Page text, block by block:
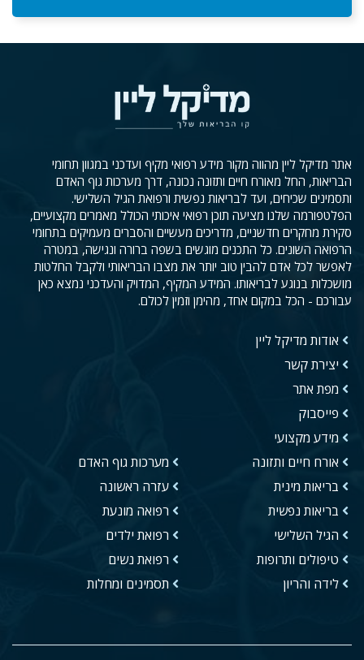
אתר מדיקל ליין מהווה מקור מידע רפואי מקיף ועדכני במגוון תחומי
הבריאות, החל מאורח חיים ותזונה נכונה, דרך מערכות גוף האדם
ותסמינים שכיחים, ועד לבריאות נפשית ורפואת הגיל השלישי.
הפלטפורמה שלנו מציעה תוכן רפואי איכותי הכולל מאמרים מקצועיים,
סקירת מחקרים חדשניים, מדריכים מעשיים והסברים מעמיקים בתחומי
הרפואה השונים. כל התכנים מוגשים בשפה ברורה ונגישה, במטרה
לאפשר לכל אדם להבין טוב יותר את מצבו הבריאותי ולקבל החלטות
מושכלות בנוגע לבריאותו. המידע המקיף, המדויק והעדכני נמצא כאן
עבורכם - הכל במקום אחד, מהימן וזמין לכולם.
אודות מדיקל ליין
יצירת קשר
מפת אתר
פייסבוק
מידע מקצועי
אורח חיים ותזונה
בריאות מינית
בריאות נפשית
הגיל השלישי
טיפולים ותרופות
לידה והריון
מערכות גוף האדם
עזרה ראשונה
רפואה מונעת
רפואת ילדים
רפואת נשים
תסמינים ומחלות